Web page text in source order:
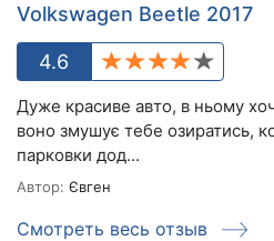
Volkswagen Beetle 2017
4.6
Дуже красиве авто, в ньому
воно змушує тебе озиратись,
парковки дод...
Автор: Євген
Смотреть весь отзыв